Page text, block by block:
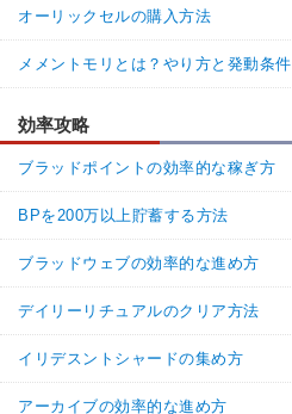
オーリックセルの購入方法
メメントモリとは？やり方と発動条件
効率攻略
ブラッドポイントの効率的な稼ぎ方
BPを200万以上貯蓄する方法
ブラッドウェブの効率的な進め方
デイリーリチュアルのクリア方法
イリデスントシャードの集め方
アーカイブの効率的な進め方